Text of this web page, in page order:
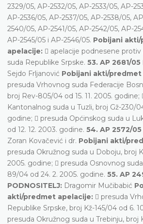
2329/05, AP-2532/05, AP-2533/05, AP-
AP-2536/05, AP-2537/05, AP-2538/05,
2540/05, AP-2541/05, AP-2542/05, AP-
AP-2545/05 i AP-2546/05. Pobijani
apelacije:  apelacije podnesene
suda Republike Srpske. 53. AP 2681/05
Sejdo Frljanović Pobijani akti/
presuda Vrhovnog suda Federacije
broj Rev-805/04 od 15. 11. 2005. godine;
Kantonalnog suda u Tuzli, broj Gž-230/
godine;  presuda Općinskog suda u
od 12. 12. 2003. godine. 54. AP 2572/05
Zoran Kovačević i dr. Pobijani akti/
presuda Okružnog suda u Doboju, broj
2005. godine;  presuda Osnovnog
89/04 od 24. 2. 2005. godine. 55. AP
PODNOSITELJ: Dragomir Mučibabić
akti/predmet apelacije:  presuda
Republike Srpske, broj Kž-145/04 od 6.
presuda Okružnog suda u Trebinju, broj